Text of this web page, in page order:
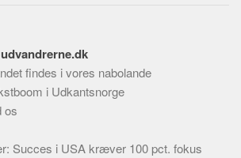
findes i vores nabolande
i Udkantsnorge
os
Succes i USA kræver 100 pct. fokus